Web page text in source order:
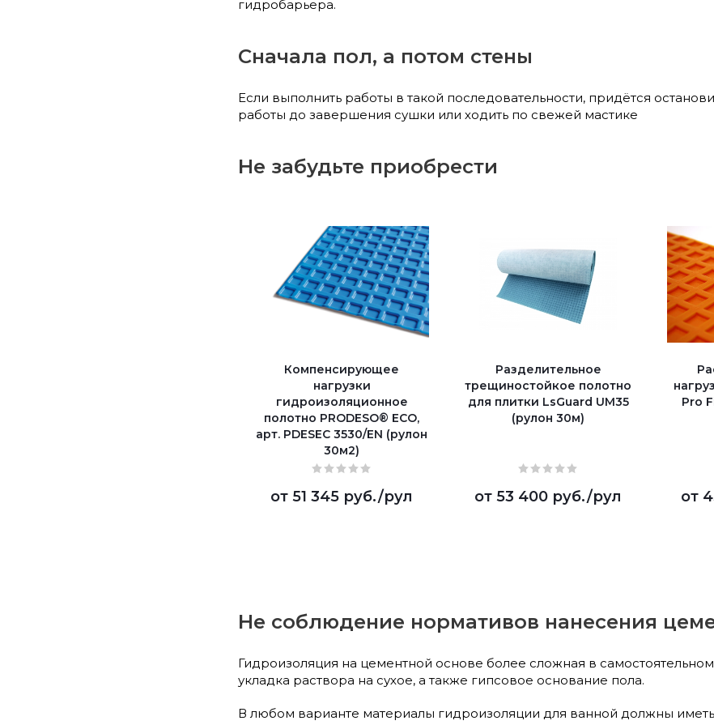
гидробарьера.
Сначала пол, а потом стены
Если выполнить работы в такой последовательности, придётся
работы до завершения сушки или ходить по свежей мастике
Не забудьте приобрести
Компенсирующее
нагрузки
гидроизоляционное
полотно PRODESO® ECO,
арт. PDESEC 3530/EN (рулон
30м2)
от 51 345 руб./рул
Разделительное
трещиностойкое полотно
для плитки LsGuard UM35
(рулон 30м)
от 53 400 руб./рул
Pro
от
Не соблюдение нормативов нанесения
Гидроизоляция на цементной основе более сложная в
укладка раствора на сухое, а также гипсовое основание пола.
В любом варианте материалы гидроизоляции для ванной должны иметь